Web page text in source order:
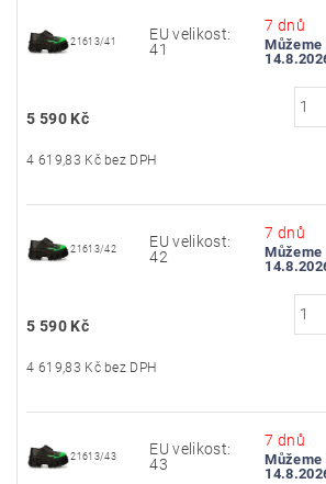
21613/41
EU velikost:
41
7 dnů
Můžeme
5 590 Kč
4 619,83 Kč bez DPH
21613/42
EU velikost:
42
7 dnů
Můžeme
5 590 Kč
4 619,83 Kč bez DPH
21613/43
EU velikost:
43
7 dnů
Můžeme